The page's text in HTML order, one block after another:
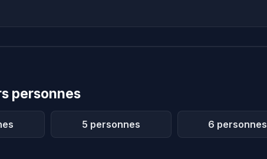
personnes
5 personnes 6 personnes